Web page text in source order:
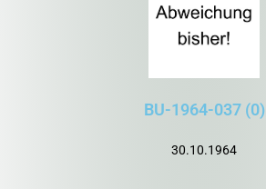
BU-1964-037 (0)
30.10.1964